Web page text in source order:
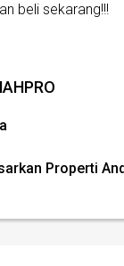
beli sekarang!!!
Properti